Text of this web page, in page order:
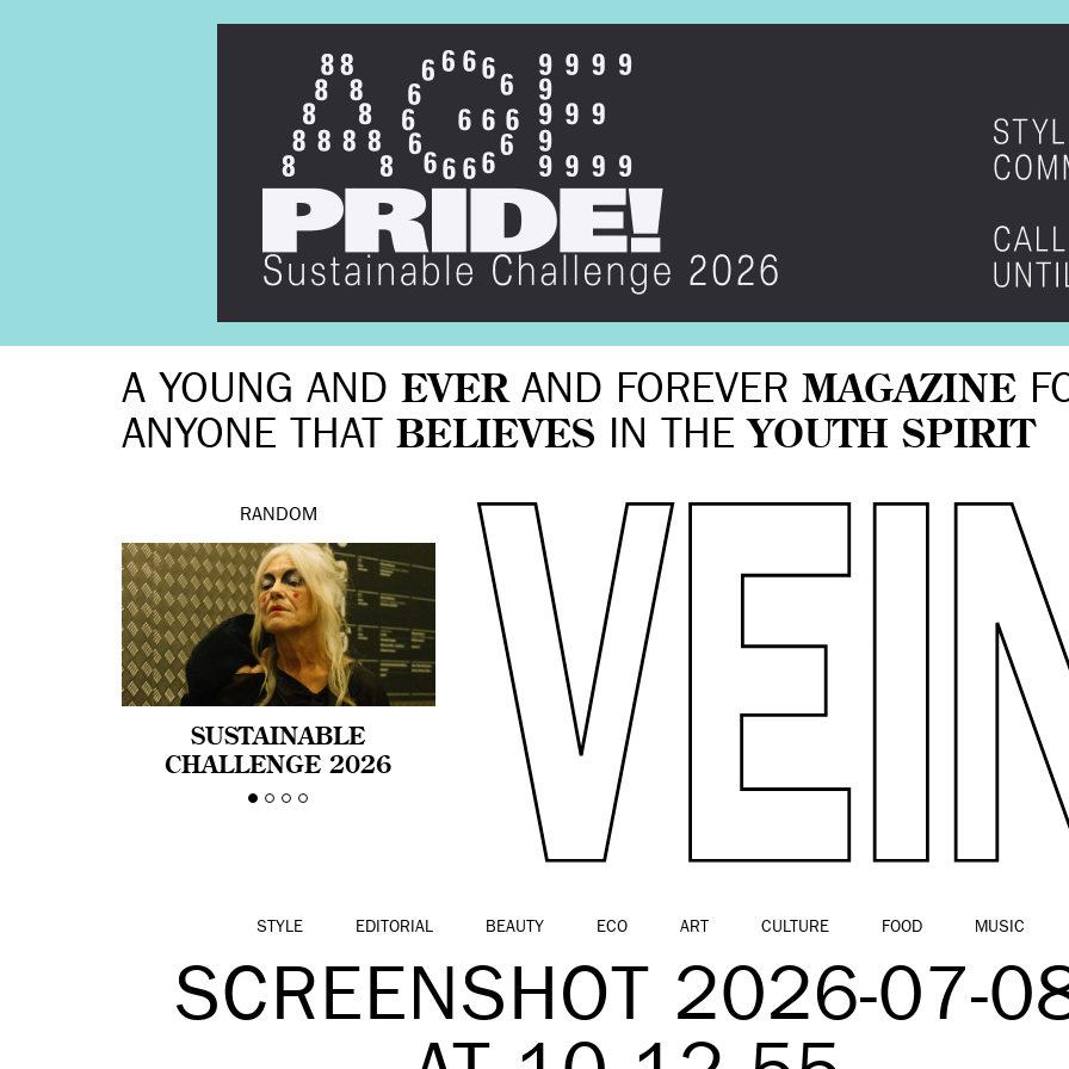
A YOUNG AND EVERAND FOREVER MAGAZINE
ANYONE THAT BELIEVES IN THE YOUTH SPIRIT
RANDOM
SUSTAINABLE
CHALLENGE 2026
CELEBRA LA
STYLE EDITORIAL BEAUTY ECO ART CULTURE FOOD MUSIC
SCREENSHOT 2026-07-